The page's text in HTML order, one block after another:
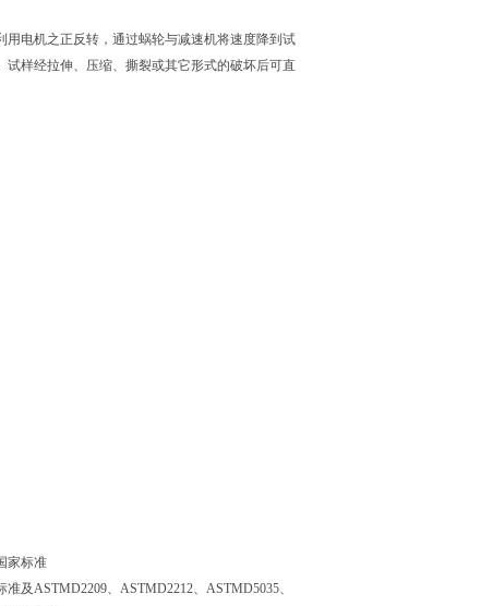
电机之正反转，通过蜗轮与减速机将速度降到试
样经拉伸、压缩、撕裂或其它形式的破坏后可直
家标准
及ASTMD2209、ASTMD2212、ASTMD5035、